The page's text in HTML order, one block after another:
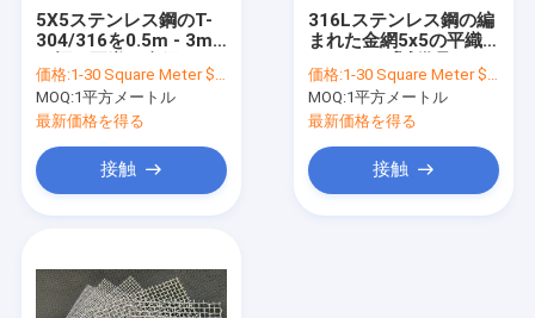
5X5ステンレス鋼のT-
304/316を0.5m - 3m
価格:1-30 Square Meter $5/Square Meter >30 Square Meters $3/Square Meter
MOQ:1平方メートル
最新価格を得る
接触
316Lステンレス鋼の編
まれた金網5x5の平織
価格:1-30 Square Meter $22/Square Meter >30 Square Meters $20/Square Meter
MOQ:1平方メートル
最新価格を得る
接触